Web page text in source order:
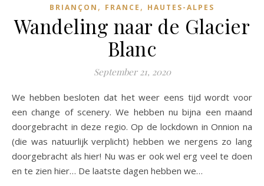
BRIANÇON , FRANCE , HAUTES-ALPES
Wandeling naar de Glacier
Blanc
September 21, 2020
We hebben besloten dat het weer eens tijd wordt voor
een change of scenery. We hebben nu bijna een maand
doorgebracht in deze regio. Op de lockdown in Onnion na
(die was natuurlijk verplicht) hebben we nergens zo lang
doorgebracht als hier! Nu was er ook wel erg veel te doen
en te zien hier… De laatste dagen hebben we…